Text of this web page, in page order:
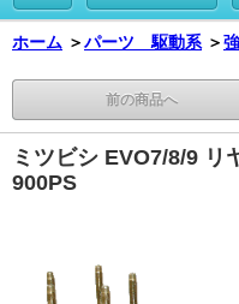
ホーム ＞パーツ 駆動系 ＞
前の商品へ
ミツビシ EVO7/8/9 リ
900PS